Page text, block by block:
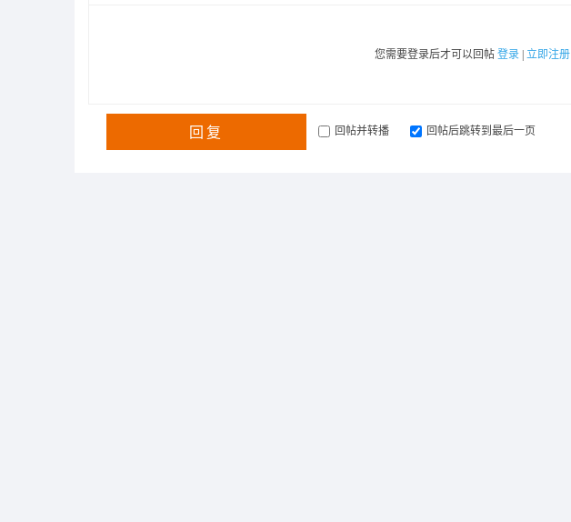
您需要登录后才可以回帖 登录 立即注册
回复 回帖并转播 回帖后跳转到最后一页